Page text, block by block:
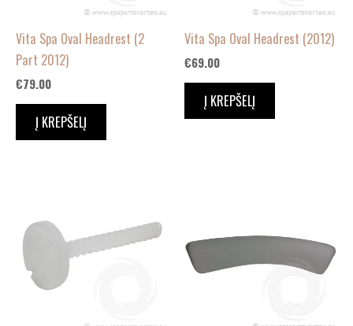
Vita Spa Oval Headrest (2
Part 2012)
€79.00
Į KREPŠELĮ
Vita Spa Oval Headrest (2012)
€69.00
Į KREPŠELĮ